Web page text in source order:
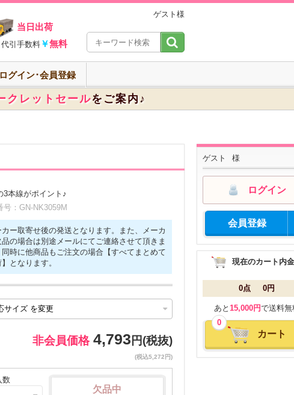
ゲスト様
当日出荷
引手数料 ￥無料
ログイン･会員登録
クレットセールをご案内♪
ゲスト 様
ログイン
会員登録
現在のカート内
0点 0円
あと 15,000円で送料無
0
カート
3本線がポイント♪
号：GN-NK3059M
カー取寄せ後の発送となります。また、メーカ
品の場合は別途メールにてご連絡させて頂きま
同時に他商品もご注文の場合【すべてまとめて
となります。
非会員価格 4,793 円(税抜)
(税込5,272円)
数
欠品中